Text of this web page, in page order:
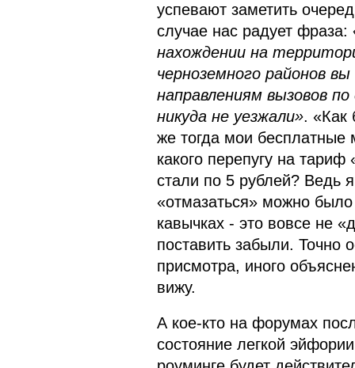
успевают заметить
случае нас радует фраза:
нахождении на
черноземного районов
направлениям вызовов
никуда не уезжали». «Как
же тогда мои
какого перепугу на
стали по 5 рублей? Ведь
«отмазаться» можно
кавычках - это вовсе не
поставить забыли. Точно
присмотра, иного
вижу.
А кое-кто на форумах
состояние легкой